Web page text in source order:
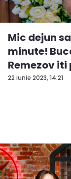
22 iunie 2023, 14:21
Mic dejun
minute!
Remezov
V...